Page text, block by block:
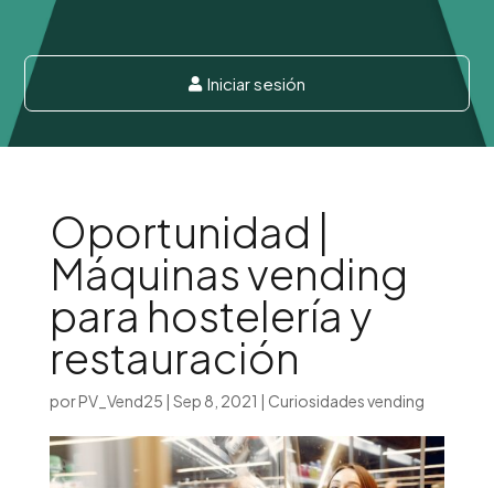
 Iniciar sesión
Oportunidad |
Máquinas vending
para hostelería y
restauración
porPV_Vend25 | Sep 8, 2021 | Curiosidades vending